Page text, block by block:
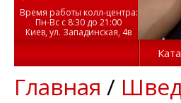
Время работы колл-центра:
Пн-Вс с 8:30 до 21:00
Киев, ул. Западинская, 4в
Главная /